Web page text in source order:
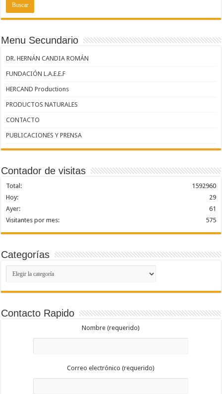
Menu Secundario
DR. HERNÁN CANDIA ROMÁN
FUNDACIÓN L.A.E.E.F
HERCAND Productions
PRODUCTOS NATURALES
CONTACTO
PUBLICACIONES Y PRENSA
Contador de visitas
1592960
Total:
29
Hoy:
61
Ayer:
575
Visitantes por mes:
Categorías
Categorías
Contacto Rapido
Nombre (requerido)
Correo electrónico (requerido)